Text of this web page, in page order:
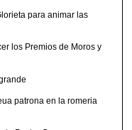
para animar las
los Premios de Moros y
patrona en la romeria